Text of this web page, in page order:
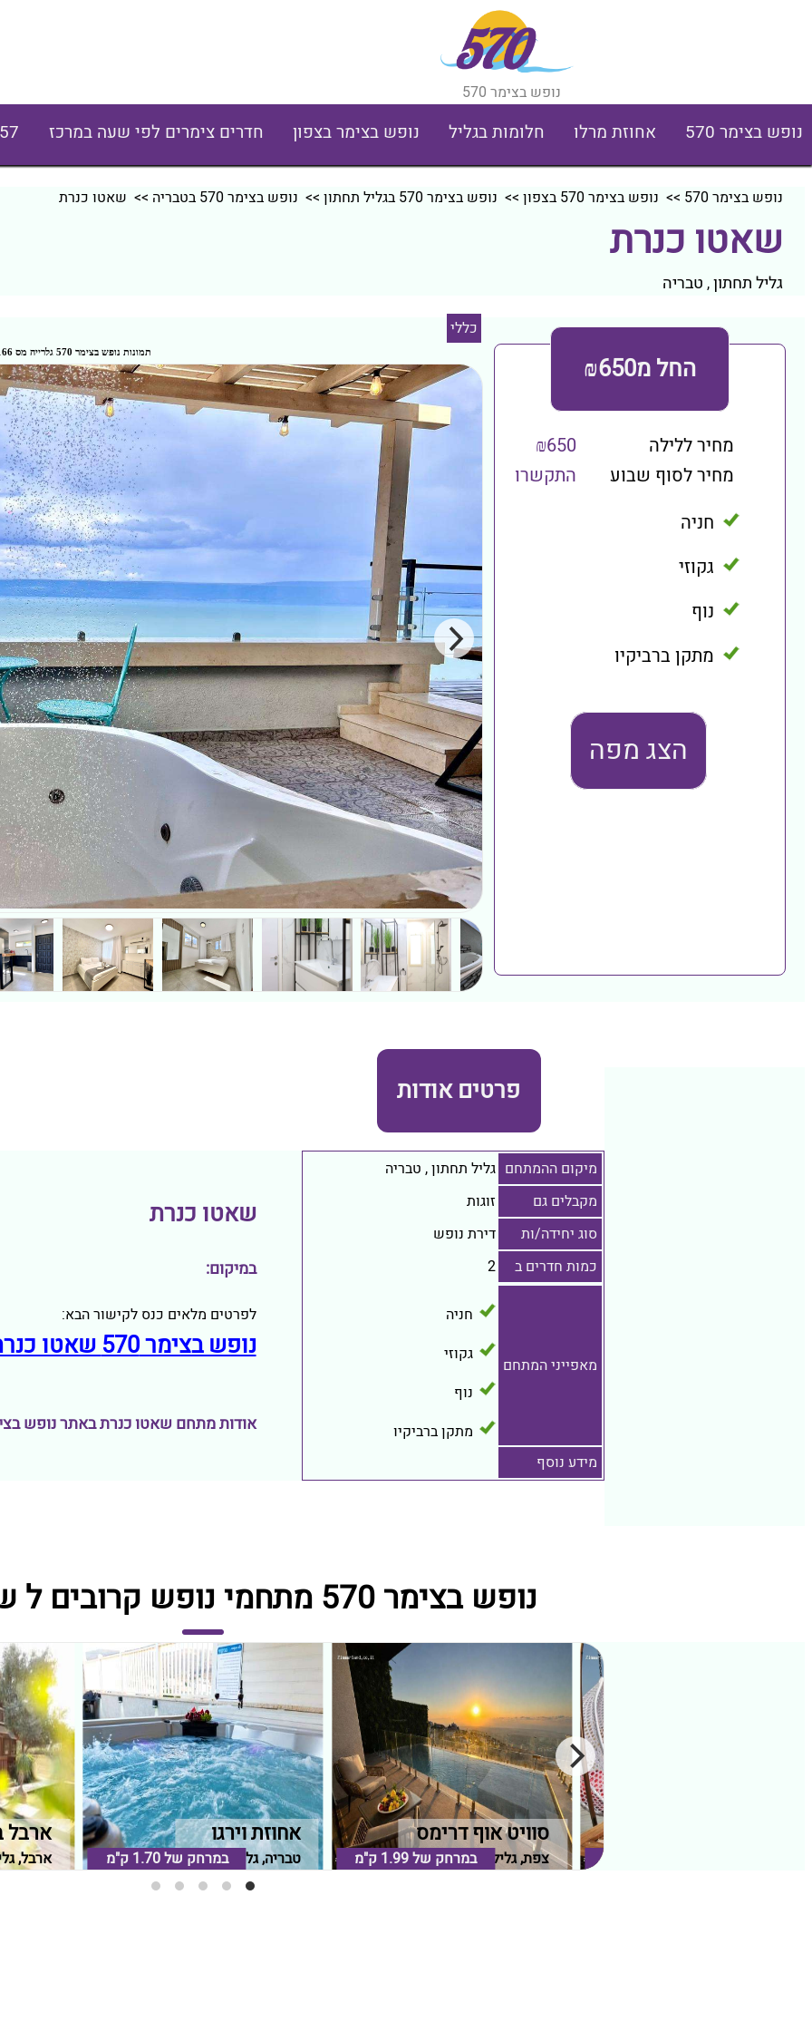
נופש בצימר 570
נופש בצימר 570 אחוזת מרלו חלומות בגליל נופש בצימר בצפון חדרים צימרים לפי שעה במרכז
נופש בצימר 570 >> נופש בצימר 570 בצפון >> נופש בצימר 570 בגליל תחתון >> נופש בצימר 570 בטבריה >> שאטו כנרת
שאטו כנרת
גליל תחתון, טבריה
החל מ₪650
מחיר ללילה
₪650
מחיר לסוף שבוע
התקשרו
חניה
גקוזי
נוף
מתקן ברביקיו
הצג מפה
כללי
פרטים אודות
מיקום ההמתחם גליל תחתון, טבריה
מקבלים גם
זוגות
סוג יחידה/ות
דירת נופש
כמות חדרים ב
2
מאפייני המתחם
חניה
גקוזי
נוף
מתקן ברביקיו
מידע נוסף
שאטו כנרת
במיקום:
לפרטים מלאים כנס לקישור הבא:
נופש בצימר 570 שאטו כנרת
אודות מתחם שאטו כנרת באתר נופש בצימר
נופש בצימר 570 מתחמי נופש קרובים ל שאטו כנרת
אחוזת וירגו
טבריה, גליל תחתון
במרחק של1.70 ק"מ
סוויט אוף דרימס
צפת, גליל עליוןבמרחק של1.99 ק"מ
ארבל
ארבל,